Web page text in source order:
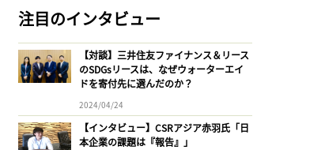
注目のインタビュー
【対談】三井住友ファイナンス＆リース
のSDGsリースは、なぜウォーターエイ
ドを寄付先に選んだのか？
2024/04/24
【インタビュー】CSRアジア赤羽氏「日
本企業の課題は『報告』」